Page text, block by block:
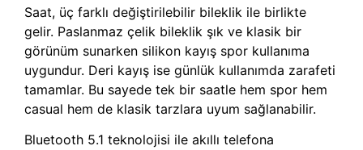
Saat, üç farklı değiştirilebilir bileklik ile birlikte
gelir. Paslanmaz çelik bileklik şık ve klasik bir
görünüm sunarken silikon kayış spor kullanıma
uygundur. Deri kayış ise günlük kullanımda zarafeti
tamamlar. Bu sayede tek bir saatle hem spor hem
casual hem de klasik tarzlara uyum sağlanabilir.
Bluetooth 5.1 teknolojisi ile akıllı telefona